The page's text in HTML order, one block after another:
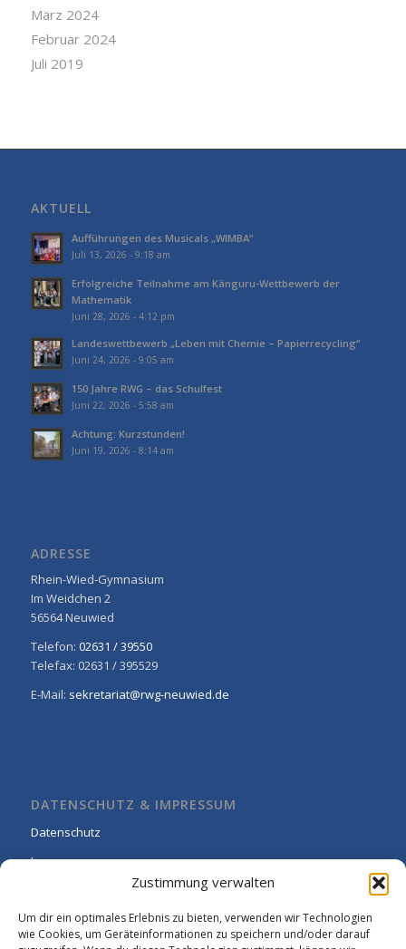
Zustimmung verwalten
Um dir ein optimales Erlebnis zu bieten, verwenden wir Technologien
wie Cookies, um Geräteinformationen zu speichern und/oder darauf
März 2024
Februar 2024
Juli 2019
AKTUELL
Aufführungen des Musicals „WIMBA“
Juli 13, 2026 - 9:18 am
Erfolgreiche Teilnahme am Känguru-Wettbewerb der
Mathematik
Juni 28, 2026 - 4:12 pm
Landeswettbewerb „Leben mit Chemie – Papierrecycling“
Juni 24, 2026 - 9:05 am
150 Jahre RWG – das Schulfest
Juni 22, 2026 - 5:58 am
Achtung: Kurzstunden!
Juni 19, 2026 - 8:14 am
ADRESSE
Rhein-Wied-Gymnasium
Im Weidchen 2
56564 Neuwied
Telefon: 02631 / 39550
Telefax: 02631 / 395529
E-Mail: sekretariat@rwg-neuwied.de
DATENSCHUTZ & IMPRESSUM
Datenschutz
Impressum
Cookie-Richtlinie (EU)